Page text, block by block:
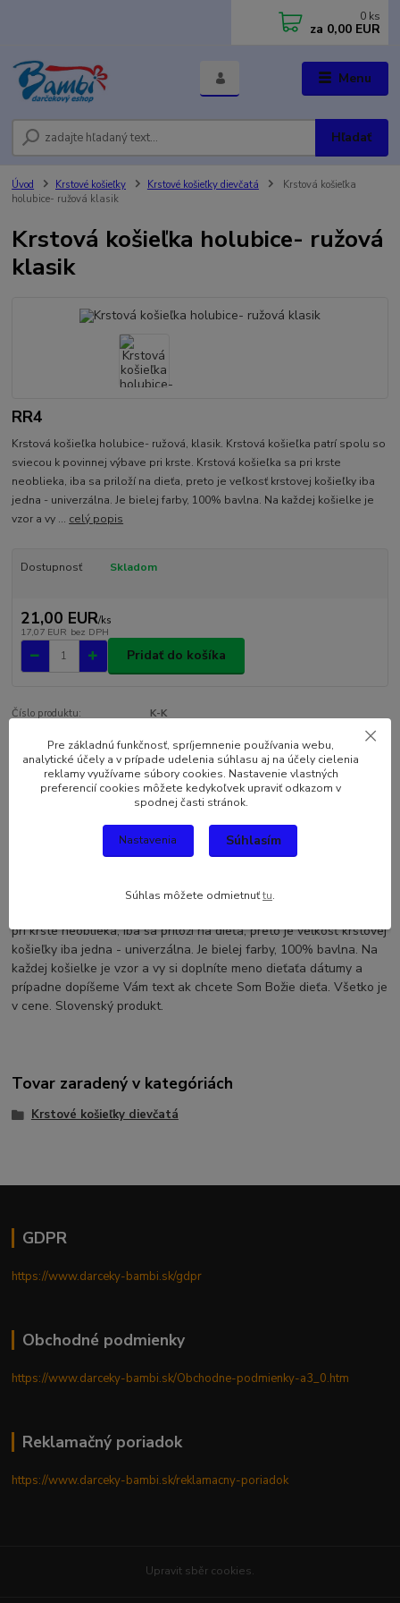
Menu
Hľadať
0 ks
za 0,00 EUR
Úvod Krstové košieľky Krstové košieľky dievčatá
Krstová košieľka
holubice- ružová klasik
Krstová košieľka holubice- ružová
klasik
RR4
Krstová košieľka holubice- ružová, klasik. Krstová košieľka patrí spolu so
sviecou k povinnej výbave pri krste. Krstová košieľka sa pri krste
neoblieka, iba sa priloží na dieťa, preto je veľkosť krstovej košieľky iba
jedna - univerzálna. Je bielej farby, 100% bavlna. Na každej košielke je
vzor a vy ... celý popis
Dostupnosť Skladom
21,00 EUR/ks
17,07 EUR bez DPH
Pridať do košíka
Číslo produktu: K-K
Kompletné špecifikácie
Kompletné špecifikácie
Krstová košieľka holubice- ružová, klasik. Krstová košieľka patrí
pri krste neoblieka, iba sa priloží na dieťa, preto je veľkosť krstovej
košieľky iba jedna - univerzálna. Je bielej farby, 100% bavlna. Na
každej košielke je vzor a vy si doplníte meno dieťaťa dátumy a
prípadne dopíšeme Vám text ak chcete Som Božie dieťa. Všetko je
v cene. Slovenský produkt.
Tovar zaradený v kategóriách
Krstové košieľky dievčatá
GDPR
https://www.darceky-bambi.sk/gdpr
Obchodné podmienky
https://www.darceky-bambi.sk/Obchodne-podmienky-a3_0.htm
Reklamačný poriadok
https://www.darceky-bambi.sk/reklamacny-poriadok
Upravit sběr cookies.
Pre základnú funkčnosť, spríjemnenie používania webu,
analytické účely a v prípade udelenia súhlasu aj na účely cielenia
reklamy využívame súbory cookies. Nastavenie vlastných
preferencií cookies môžete kedykoľvek upraviť odkazom v
spodnej časti stránok.
Nastavenia Súhlasím
Súhlas môžete odmietnuťtu.